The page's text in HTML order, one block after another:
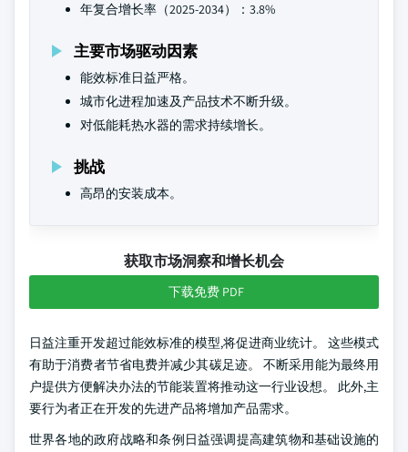
年复合增长率（2025-2034）：3.8%
主要市场驱动因素
能效标准日益严格。
城市化进程加速及产品技术不断升级。
对低能耗热水器的需求持续增长。
挑战
高昂的安装成本。
获取市场洞察和增长机会
下载免费 PDF
日益注重开发超过能效标准的模型,将促进商业统计。 这些模式
有助于消费者节省电费并减少其碳足迹。 不断采用能为最终用
户提供方便解决办法的节能装置将推动这一行业设想。 此外,主
要行为者正在开发的先进产品将增加产品需求。
世界各地的政府战略和条例日益强调提高建筑物和基础设施的